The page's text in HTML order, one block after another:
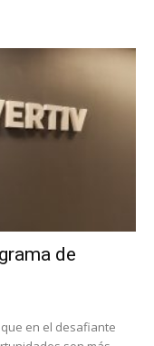
de
en el desafiante